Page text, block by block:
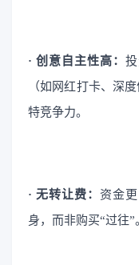
· 创意自主性高：
（如网红打卡、深
特竞争力。
· 无转让费： 资金
身，而非购买“过往”